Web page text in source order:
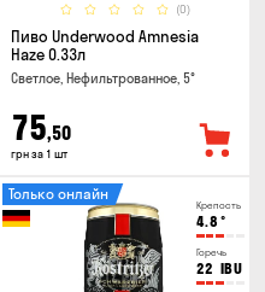
(0)
Пиво Underwood Amnesia
Haze 0.33л
Светлое, Нефильтрованное, 5°
75,50
грн за 1 шт
Крепость
4.8 °
Горечь
22 IBU
Только онлайн